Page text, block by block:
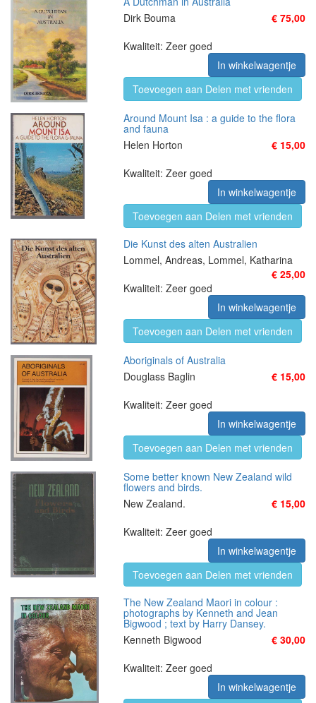
Dirk Bouma
€ 75,00
Kwaliteit: Zeer goed
In winkelwagentje
Toevoegen aan Delen met vrienden
Around Mount Isa : a guide to the flora
and fauna
Helen Horton
€ 15,00
Kwaliteit: Zeer goed
In winkelwagentje
Toevoegen aan Delen met vrienden
Die Kunst des alten Australien
Lommel, Andreas, Lommel, Katharina
€ 25,00
Kwaliteit: Zeer goed
In winkelwagentje
Toevoegen aan Delen met vrienden
Aboriginals of Australia
Douglass Baglin
€ 15,00
Kwaliteit: Zeer goed
In winkelwagentje
Toevoegen aan Delen met vrienden
Some better known New Zealand wild
flowers and birds.
New Zealand.
€ 15,00
Kwaliteit: Zeer goed
In winkelwagentje
Toevoegen aan Delen met vrienden
The New Zealand Maori in colour :
photographs by Kenneth and Jean
Bigwood ; text by Harry Dansey.
Kenneth Bigwood
€ 30,00
Kwaliteit: Zeer goed
In winkelwagentje